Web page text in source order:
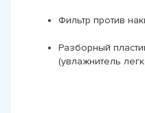
Фильтр против
Разборный
(увлажнитель